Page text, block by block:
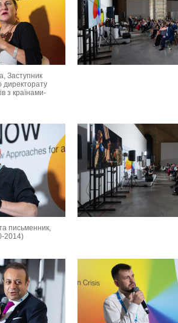
Заступник
директорату
з країнами-
письменник,
2014)